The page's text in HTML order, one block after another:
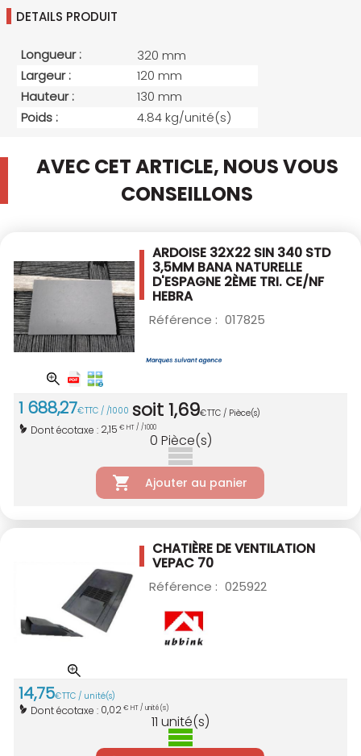
DETAILS PRODUIT
Longueur :
320 mm
Largeur :
120 mm
Hauteur :
130 mm
Poids :
4.84 kg/unité(s)
AVEC CET ARTICLE, NOUS VOUS
CONSEILLONS
ARDOISE 32X22 SIN 340 STD
3,5MM BANANATURELLE
D'ESPAGNE 2ÈME TRI. CE/NF
HEBRA
Référence : 017825
1 688,27€TTC / /1000 soit1,69€TTC / Pièce(s)
Dont écotaxe : 2,15 € HT / /1000
0 Pièce(s)
Ajouter au panier
CHATIÈRE DE VENTILATION
VEPAC 70
Référence : 025922
14,75€TTC / unité(s)
Dont écotaxe : 0,02€ HT / unité(s)
11 unité(s)